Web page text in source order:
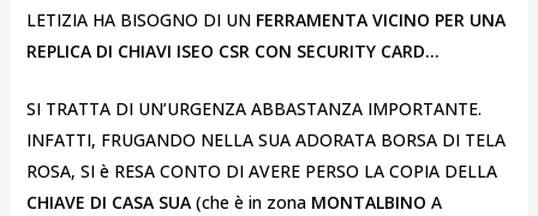
LETIZIA HA BISOGNO DI UN FERRAMENTA VICINO PER UNA
REPLICA DI CHIAVI ISEO CSR CON SECURITY CARD…
SI TRATTA DI UN’URGENZA ABBASTANZA IMPORTANTE.
INFATTI, FRUGANDO NELLA SUA ADORATA BORSA DI TELA
ROSA, SI è RESA CONTO DI AVERE PERSO LA COPIA DELLA
CHIAVE DI CASA SUA(che è in zona MONTALBINO A